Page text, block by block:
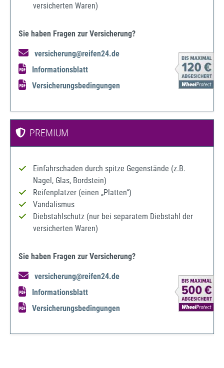
versicherten Waren)
Sie haben Fragen zur Versicherung?
versicherung@reifen24.de
Informationsblatt
Versicherungsbedingungen
PREMIUM
Einfahrschaden durch spitze Gegenstände (z.B.
Nagel, Glas, Bordstein)
Reifenplatzer (einen „Platten“)
Vandalismus
Diebstahlschutz (nur bei separatem Diebstahl der
versicherten Waren)
Sie haben Fragen zur Versicherung?
versicherung@reifen24.de
Informationsblatt
Versicherungsbedingungen